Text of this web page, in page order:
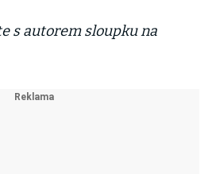
s autorem sloupku na